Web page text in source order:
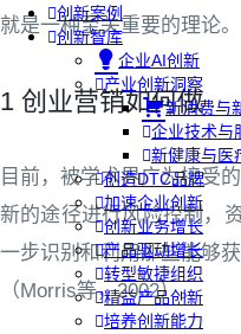
创新案例
创新智库
企业AI创新
产业创新洞察
新消费与
企业技术与
新健康与医
创造DTC品牌
加速企业创新
创新业务增长
产品驱动增长
转型敏捷组织
精益产品创新
培养创新能力
就是一种至关重要的理论。
1 创业营销如何做
目前，被学术界广为接受
新的途径进行风险控制，
一步识别和利用那些能够
（Morris等，2002）。